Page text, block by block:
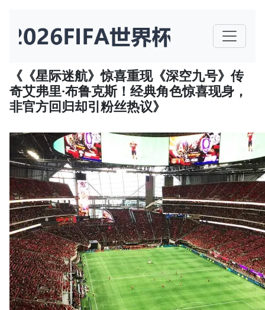
《《星际迷航》惊喜重现《深空九号》传
奇艾弗里·布鲁克斯！经典角色惊喜现身，
非官方回归却引粉丝热议》